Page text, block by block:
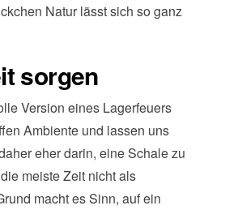
Natur lässt sich so ganz
sorgen
Version eines Lagerfeuers
Ambiente und lassen uns
eher darin, eine Schale zu
meiste Zeit nicht als
macht es Sinn, auf ein